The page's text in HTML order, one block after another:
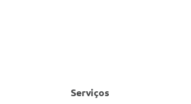
Serviços